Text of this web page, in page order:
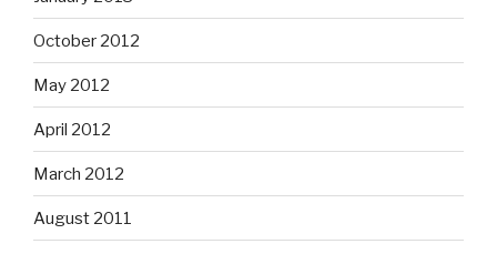
October 2012
May 2012
April 2012
March 2012
August 2011